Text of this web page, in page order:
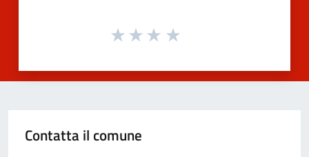
Contatta il comune